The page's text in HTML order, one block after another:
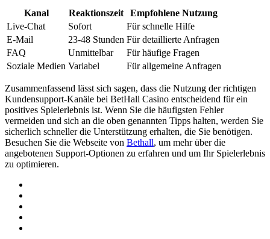
Kanal Reaktionszeit
Empfohlene Nutzung
Live-Chat
Sofort
Für schnelle Hilfe
E-Mail
23-48 Stunden Für detaillierte Anfragen
FAQ
Unmittelbar
Für häufige Fragen
Soziale Medien Variabel Für allgemeine Anfragen
Zusammenfassend lässt sich sagen, dass die Nutzung der richtigen
Kundensupport-Kanäle bei BetHall Casino entscheidend für ein
positives Spielerlebnis ist. Wenn Sie die häufigsten Fehler
vermeiden und sich an die oben genannten Tipps halten, werden Sie
sicherlich schneller die Unterstützung erhalten, die Sie benötigen.
Besuchen Sie die Webseite von Bethall, um mehr über die
angebotenen Support-Optionen zu erfahren und um Ihr Spielerlebnis
zu optimieren.